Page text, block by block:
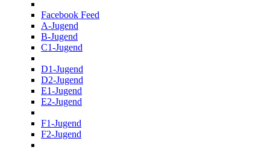
Facebook Feed
A-Jugend
B-Jugend
C1-Jugend
D1-Jugend
D2-Jugend
E1-Jugend
E2-Jugend
F1-Jugend
F2-Jugend